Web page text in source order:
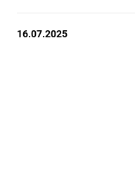
16.07.2025